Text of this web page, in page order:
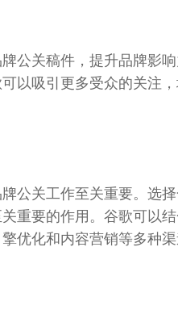
公关稿件，提升品牌影
以吸引更多受众的关注
公关工作至关重要。选
重要的作用。谷歌可以
优化和内容营销等多种